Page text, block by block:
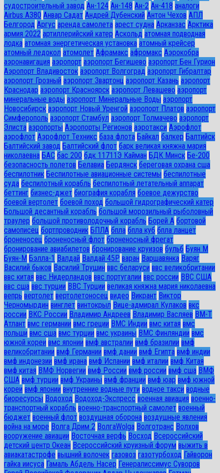
судостроительный завод Ан-124 Ан-148 Ан-2 Ан-418 аналоги
Airbus A380 Анвар Садат Андрей Дубенский Антон Чехов АПЛ
Белгород Аргус аренда самолета арест судна Арканзас Арктика
армия 2022 артиллерийский катер Аскольд атомная подводная
лодка атомная энергетическая установка атомный крейсер
атомный ледокол атомолет Афрамакс афромакс Аэрокобра
аэронавигация аэропорт аэропорт Бегишево аэропорт Бен Гурион
Аэропорт Владивосток аэропорт Волгоград аэропорт Гибралтар
аэропорт Грозный аэропорт Звартонц аэропорт Казань аэропорт
Краснодар аэропорт Красноярск аэропорт Левашево аэропорт
минеральные воды аэропорт Минеральные Воды аэропорт
Новосибирск аэропорт Новый Уренгой аэропорт Платов аэропорт
Симферополь аэропорт Стамбул аэропорт Толмачево аэропорт
Элиста аэропорты Аэропорты Регионов аэротакси Аэрофлот
аэрофлот Аэрофлот Техникс база флота Байкал балкер Балтийск
Балтийский завод Балтийский флот барк великая княжна мария
николаевна БАС бас 200 бдк 11711Э Кайман БДК Минск Бе-200
безопасность полетов Белавиа Бердянск береговая охрана сша
беспилотник Беспилотные авиационные системы беспилотные
суда беспилотный корабль беспилотный летательный аппарат
беттинг бизнес-джет биография корабля боевое дежурство
боевой вертолет боевой поход большой гидрографический катер
Большой десантный корабль большой морозильный рыболовный
траулер большой противолодочный корабль Борей А бортовой
самописец бортпроводник БПЛА бпла бпла куб бпла ланцет
броненосец броненосный флот броненосный фрегат
бронирование авиабилетов бронирование круизов бульб Буян М
Буян-М Бэлла-1 Валдай Валдай 45Р варан Варшавянка Варяг
Василий быков Василий Трушин ввс беларуси ввс великобритании
ввс китая ввс Нидерландов ввс португалии ввс россии ВВС США
ввс сша ввс турции ВВС Турции великая княжна мария николаевна
вепрь вертолет вертолетоносец видео Викрант Виктор
Черномырдин винглет винтокрыл Вице-адмирал Кулаков вкс
россии ВКС России Владимир Андреев Владимир Васляев ВМ-Т
Атлант вмс германии вмс греции ВМС Индии вмс китая вмс
польши вмс сша вмс турции вмс украины ВМС Финляндии вмс
южной кореи вмс японии вмф австралии вмф бразилии вмф
великобритании вмф Германии вмф дании вмф Египта вмф индии
вмф индонезии вмф ирана вмф Испании вмф италии вмф Китая
вмф китая ВМФ Норвегии вмф России вмф россии вмф сша ВМФ
США вмф турции вмф Украины вмф франции вмф юар вмф южной
кореи вмф японии внутренние водные пути водное такси водные
биоресурсы Водоход Водоход-Экспресс военная авиация военно-
транспортный корабль военно-транспортный самолет военный
бюджет военный флот воздушная оборона воздушные явления
война на море Волга Дрим 2 ВолгаWolga Волготранс Волхов
вооружение авиации Восточная верфь Восход Всероссийский
детский центр Океан Всероссийский круизный форум выжить в
авиакатастрофе вышний волочек газовоз газотурбоход Гайворон
гайка иисуса Гамаль Абдель Насер Генералиссимус Суворов